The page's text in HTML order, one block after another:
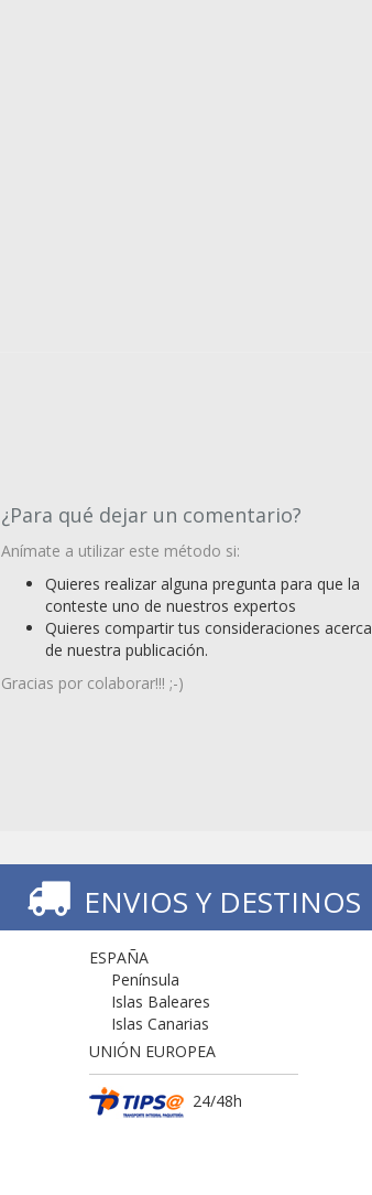
¿Para qué dejar un comentario?
Anímate a utilizar este método si:
Quieres realizar alguna pregunta para que la
conteste uno de nuestros expertos
Quieres compartir tus consideraciones acerca
de nuestra publicación.
Gracias por colaborar!!! ;-)
ENVIOS Y DESTINOS
ESPAÑA
Península
Islas Baleares
Islas Canarias
UNIÓN EUROPEA
24/48h